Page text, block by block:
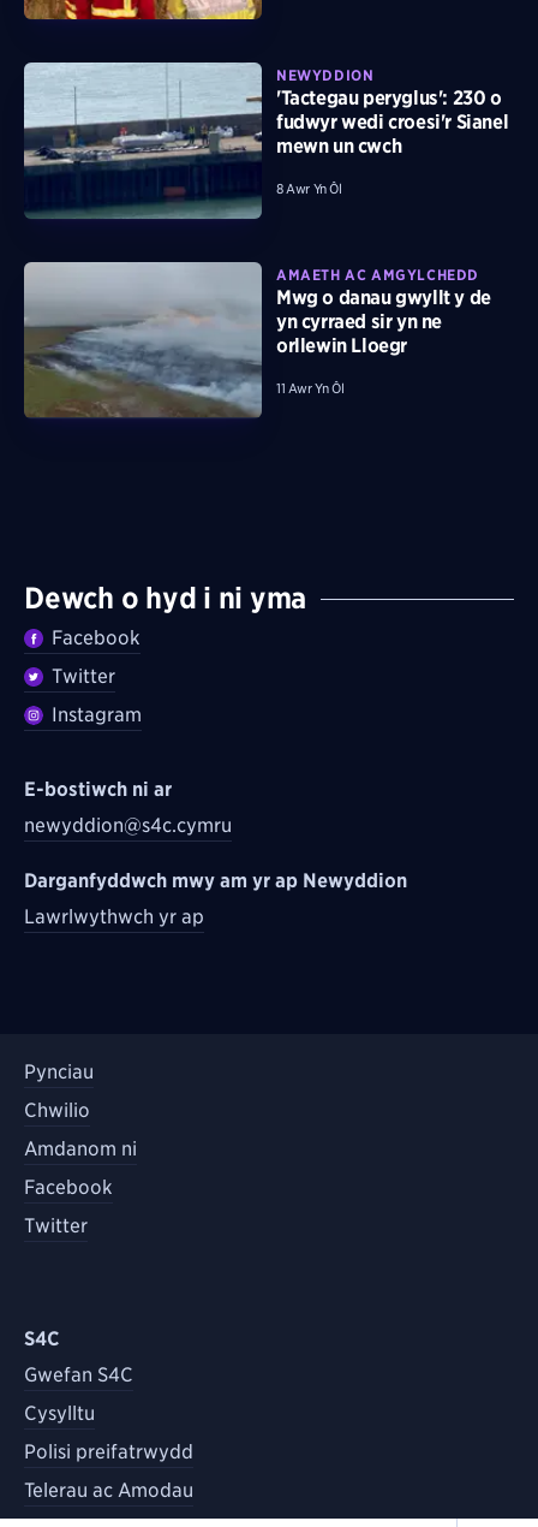
NEWYDDION
'Tactegau peryglus': 230 o
fudwyr wedi croesi'r Sianel
mewn un cwch
8 Awr Yn Ôl
AMAETH AC AMGYLCHEDD
Mwg o danau gwyllt y de
yn cyrraed sir yn ne
orllewin Lloegr
11 Awr Yn Ôl
Dewch o hyd i ni yma
Facebook
Twitter
Instagram
E-bostiwch ni ar
newyddion@s4c.cymru
Darganfyddwch mwy am yr ap Newyddion
Lawrlwythwch yr ap
Pynciau
Chwilio
Amdanom ni
Facebook
Twitter
S4C
Gwefan S4C
Cysylltu
Polisi preifatrwydd
Telerau ac Amodau